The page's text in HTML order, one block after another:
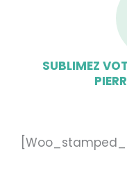
SUBLIMEZ